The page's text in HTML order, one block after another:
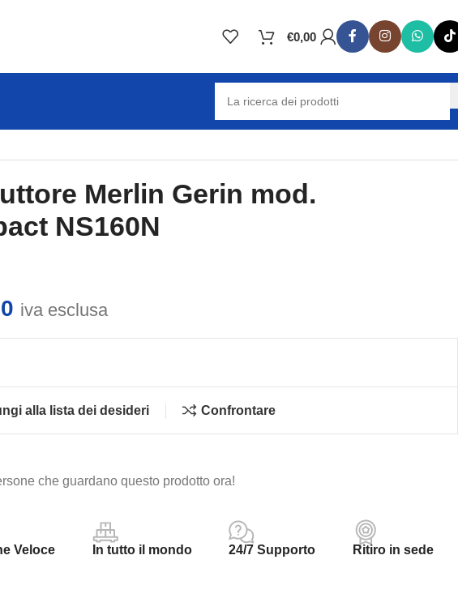
€0,00
Merlin Gerin mod.
NS160N
iva esclusa
alla lista dei desideri Confrontare
che guardano questo prodotto ora!
Veloce In tutto il mondo 24/7 Supporto Ritiro in sede